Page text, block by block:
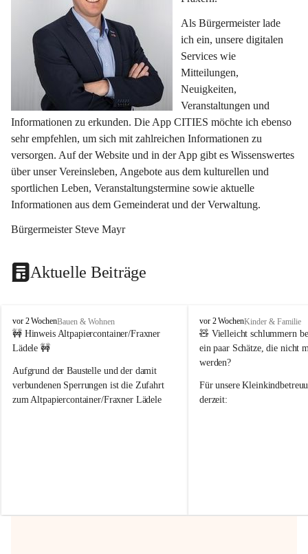
Als Bürgermeister lade
ich ein, unsere digitalen
Services wie
Mitteilungen,
Neuigkeiten,
Veranstaltungen und
Informationen zu erkunden. Die App CITIES möchte ich ebenso
sehr empfehlen, um sich mit zahlreichen Informationen zu
versorgen. Auf der Website und in der App gibt es Wissenswertes
über unser Vereinsleben, Angebote aus dem kulturellen und
sportlichen Leben, Veranstaltungstermine sowie aktuelle
Informationen aus dem Gemeinderat und der Verwaltung.
Bürgermeister Steve Mayr
Aktuelle Beiträge
F
r
a
e
r
n
vor 2 WochenBauen & Wohnen
🚧 Hinweis Altpapiercontainer/Fraxner
Lädele 🚧
Aufgrund der Baustelle und der damit
verbundenen Sperrungen ist die Zufahrt
zum Altpapiercontainer/Fraxner Lädele
Hilfsbereitschaft!
F
r
a
x
r
n
vor 2 WochenKinder & Familie
🧸 Vielleicht schlummern
ein paar Schätze, die nicht
werden?
Für unsere
derzeit: